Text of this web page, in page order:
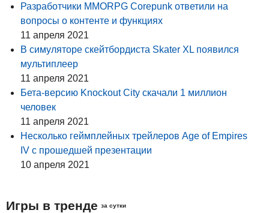
Разработчики MMORPG Corepunk ответили на
вопросы о контенте и функциях
11 апреля 2021
В симуляторе скейтбордиста Skater XL появился
мультиплеер
11 апреля 2021
Бета-версию Knockout City скачали 1 миллион
человек
11 апреля 2021
Несколько геймплейных трейлеров Age of Empires
IV с прошедшей презентации
10 апреля 2021
Игры в тренде за сутки